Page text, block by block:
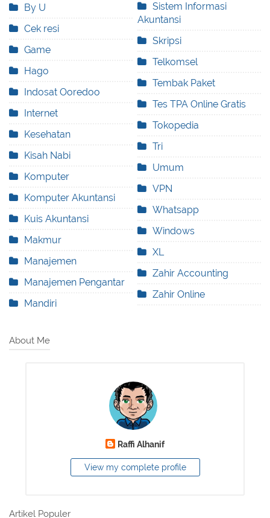
By U
Cek resi
Game
Hago
Indosat Ooredoo
Internet
Kesehatan
Kisah Nabi
Komputer
Komputer Akuntansi
Kuis Akuntansi
Makmur
Manajemen
Manajemen Pengantar
Mandiri
Sistem Informasi
Akuntansi
Skripsi
Telkomsel
Tembak Paket
Tes TPA Online Gratis
Tokopedia
Tri
Umum
VPN
Whatsapp
Windows
XL
Zahir Accounting
Zahir Online
About Me
Raffi Alhanif
View my complete profile
Artikel Populer